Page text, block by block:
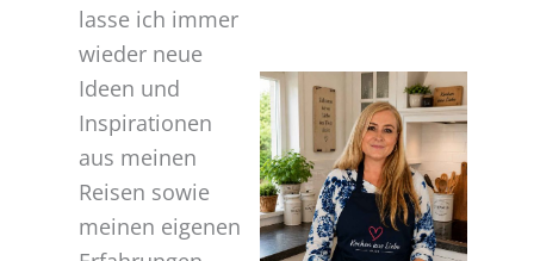
lasse ich immer
wieder neue
Ideen und
Inspirationen
aus meinen
Reisen sowie
meinen eigenen